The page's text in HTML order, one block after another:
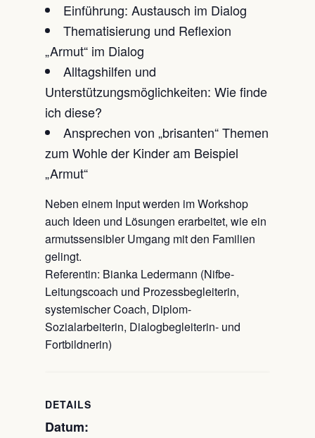
Einführung: Austausch im Dialog
Thematisierung und Reflexion
„Armut“ im Dialog
Alltagshilfen und
Unterstützungsmöglichkeiten: Wie finde
ich diese?
Ansprechen von „brisanten“ Themen
zum Wohle der Kinder am Beispiel
„Armut“
Neben einem Input werden im Workshop
auch Ideen und Lösungen erarbeitet, wie ein
armutssensibler Umgang mit den Familien
gelingt.
Referentin: Bianka Ledermann (Nifbe-
Leitungscoach und Prozessbegleiterin,
systemischer Coach, Diplom-
Sozialarbeiterin, Dialogbegleiterin- und
Fortbildnerin)
DETAILS
Datum: